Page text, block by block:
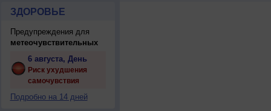
ЗДОРОВЬЕ
Предупреждения для
метеочувствительных
6 августа, День
Риск ухудшения
самочувствия
Подробно на 14 дней